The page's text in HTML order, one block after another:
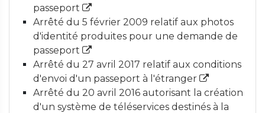
passeport
Arrêté du 5 février 2009 relatif aux photos
d'identité produites pour une demande de
passeport
Arrêté du 27 avril 2017 relatif aux conditions
d'envoi d'un passeport à l'étranger
Arrêté du 20 avril 2016 autorisant la création
d'un système de téléservices destinés à la